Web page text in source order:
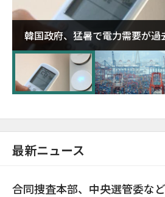
韓国政府、猛暑で電力需要が過
に需給対応体制を点検
最新ニュース
合同捜査本部、中央選管委な